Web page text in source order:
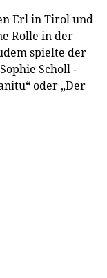
Erl in Tirol und
Rolle in der
spielte der
Scholl -
oder „Der